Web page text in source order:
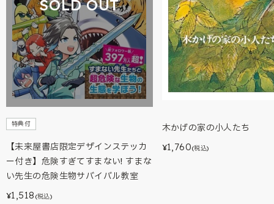
SOLD OUT
特典付
【未来屋書店限定デザインステッカ
ー付き】危険すぎてすまない! すまな
い先生の危険生物サバイバル教室
¥1,518 (税込)
木かげの家の小人たち
¥1,760(税込)